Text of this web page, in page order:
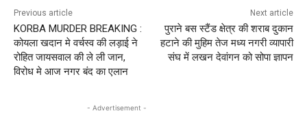
Previous article
KORBA MURDER BREAKING :
कोयला खदान मे वर्चस्व की लड़ाई ने
रोहित जायसवाल की ले ली जान,
विरोध मे आज नगर बंद का एलान
Next article
पुराने बस स्टैंड क्षेत्र की शराब दुकान
हटाने की मुहिम तेज मध्य नगरी व्यापारी
संघ में लखन देवांगन को सोपा ज्ञापन
- Advertisement -